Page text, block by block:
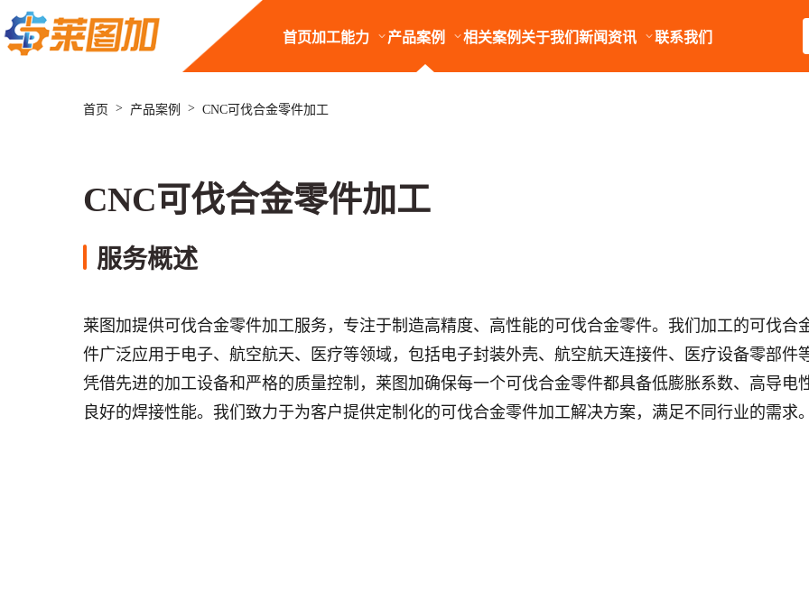
首页加工能力 产品案例 相关案例 关于我们新闻资讯 联系我们
首页 > 产品案例 > CNC可伐合金零件加工
CNC可伐合金零件加工
服务概述
莱图加提供可伐合金零件加工服务，专注于制造高精度、高性能的可伐合金零件。我们加工的可伐合
件广泛应用于电子、航空航天、医疗等领域，包括电子封装外壳、航空航天连接件、医疗设备零部件
凭借先进的加工设备和严格的质量控制，莱图加确保每一个可伐合金零件都具备低膨胀系数、高导电
良好的焊接性能。我们致力于为客户提供定制化的可伐合金零件加工解决方案，满足不同行业的需求